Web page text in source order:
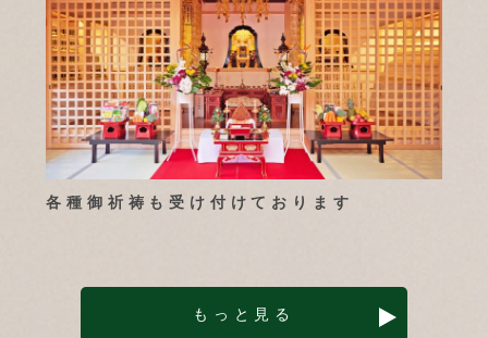
各種御祈祷も受け付けております
もっと見る